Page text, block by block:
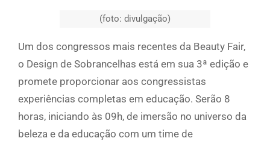
(foto: divulgação)
Um dos congressos mais recentes da Beauty Fair,
o Design de Sobrancelhas está em sua 3ª edição e
promete proporcionar aos congressistas
experiências completas em educação. Serão 8
horas, iniciando às 09h, de imersão no universo da
beleza e da educação com um time de